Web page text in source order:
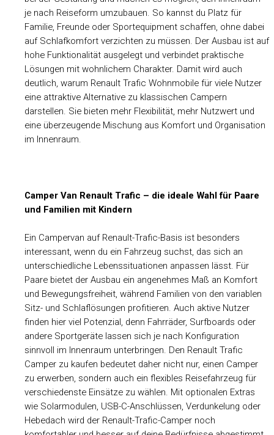
je nach Reiseform umzubauen. So kannst du Platz für
Familie, Freunde oder Sportequipment schaffen, ohne dabei
auf Schlafkomfort verzichten zu müssen. Der Ausbau ist auf
hohe Funktionalität ausgelegt und verbindet praktische
Lösungen mit wohnlichem Charakter. Damit wird auch
deutlich, warum Renault Trafic Wohnmobile für viele Nutzer
eine attraktive Alternative zu klassischen Campern
darstellen. Sie bieten mehr Flexibilität, mehr Nutzwert und
eine überzeugende Mischung aus Komfort und Organisation
im Innenraum.
Camper Van Renault Trafic – die ideale Wahl für Paare
und Familien mit Kindern
Ein Campervan auf Renault-Trafic-Basis ist besonders
interessant, wenn du ein Fahrzeug suchst, das sich an
unterschiedliche Lebenssituationen anpassen lässt. Für
Paare bietet der Ausbau ein angenehmes Maß an Komfort
und Bewegungsfreiheit, während Familien von den variablen
Sitz- und Schlaflösungen profitieren. Auch aktive Nutzer
finden hier viel Potenzial, denn Fahrräder, Surfboards oder
andere Sportgeräte lassen sich je nach Konfiguration
sinnvoll im Innenraum unterbringen. Den Renault Trafic
Camper zu kaufen bedeutet daher nicht nur, einen Camper
zu erwerben, sondern auch ein flexibles Reisefahrzeug für
verschiedenste Einsätze zu wählen. Mit optionalen Extras
wie Solarmodulen, USB-C-Anschlüssen, Verdunkelung oder
Hebedach wird der Renault-Trafic-Camper noch